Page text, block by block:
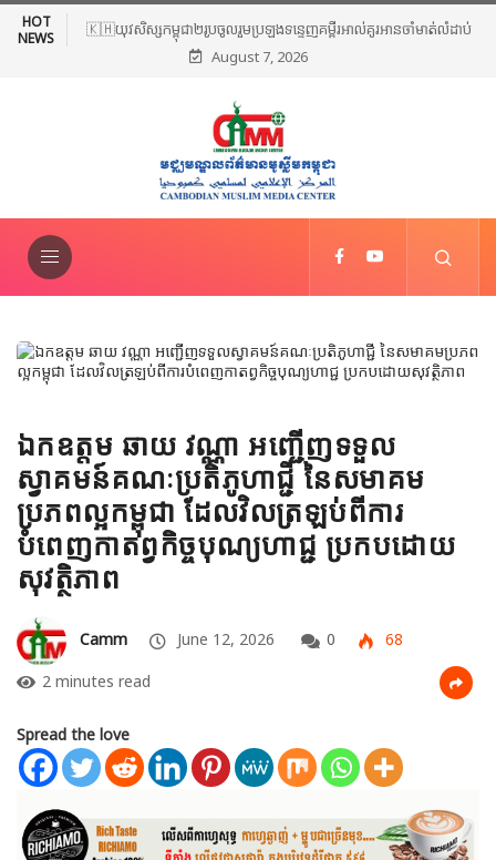
HOT
NEWS
🇰🇭យុវសិស្សកម្ពុជា២រូបចូលរួមប្រឡងទន្ទេញគម្ពីរអាល់គូរអានចាំមាត់លំដាប់
ពិភពលោក លើកទី៤៦ នៅទីក្រុងម៉ាក់កះ ប្រទេសអារ៉ាប៊ីសាអូឌីត
August 7, 2026
ឯកឧត្តម ឆាយ វណ្ណា អញ្ជើញទទួល
ស្វាគមន៍គណៈប្រតិភូហាជ្ជី នៃសមាគម
ប្រភពល្អកម្ពុជា ដែលវិលត្រឡប់ពីការ
បំពេញកាតព្វកិច្ចបុណ្យហាជ្ជ ប្រកបដោយ
សុវត្ថិភាព
Camm June 12, 2026 0
68
2 minutes read
Spread the love